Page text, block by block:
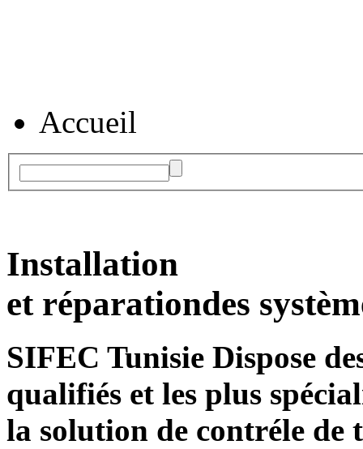
Accueil
Installation
et réparationdes
SIFEC Tunisie Dispose
qualifiés et les plus
la solution de contréle de